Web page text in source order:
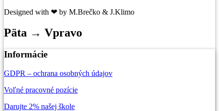
Designed with ❤ by M.Brečko & J.Klimo
Päta → Vpravo
Informácie
GDPR – ochrana osobných údajov
Voľné pracovné pozície
Darujte 2% našej škole